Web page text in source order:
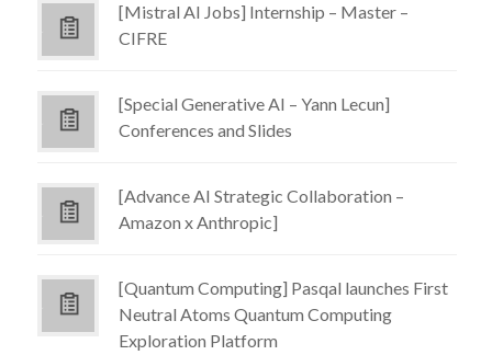
[Mistral AI Jobs] Internship – Master –
CIFRE
[Special Generative AI – Yann Lecun]
Conferences and Slides
[Advance AI Strategic Collaboration –
Amazon x Anthropic]
[Quantum Computing] Pasqal launches First
Neutral Atoms Quantum Computing
Exploration Platform